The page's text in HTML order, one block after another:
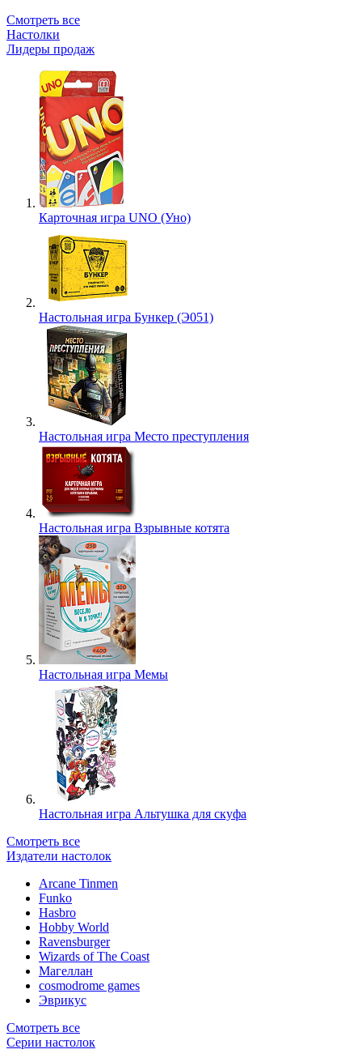
Смотреть все
Настолки
Лидеры продаж
Карточная игра UNO (Уно)
Настольная игра Бункер (Э051)
Настольная игра Место преступления
Настольная игра Взрывные котята
Настольная игра Мемы
Настольная игра Альтушка для скуфа
Смотреть все
Издатели настолок
Arcane Tinmen
Funko
Hasbro
Hobby World
Ravensburger
Wizards of The Coast
Магеллан
сosmodrome games
Эврикус
Смотреть все
Серии настолок